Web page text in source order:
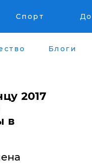
Спорт
Блоги
2017
в